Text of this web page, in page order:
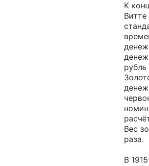
К
Вес
раза.
В